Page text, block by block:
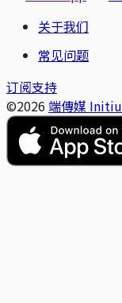
关于我们
常见问题
订阅支持
©2026 端傳媒